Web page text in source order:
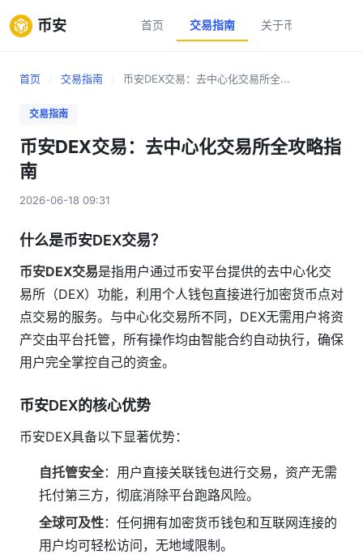
币安 首页 交易指南 关于币安
首页 交易指南 币安DEX交易：去中心化交易所全...
交易指南
币安DEX交易：去中心化交易所全攻略指
南
2026-06-18 09:31
什么是币安DEX交易？
币安DEX交易是指用户通过币安平台提供的去中心化交
易所（DEX）功能，利用个人钱包直接进行加密货币点对
点交易的服务。与中心化交易所不同，DEX无需用户将资
产交由平台托管，所有操作均由智能合约自动执行，确保
用户完全掌控自己的资金。
币安DEX的核心优势
币安DEX具备以下显著优势：
自托管安全：用户直接关联钱包进行交易，资产无需
托付第三方，彻底消除平台跑路风险。
全球可及性：任何拥有加密货币钱包和互联网连接的
用户均可轻松访问，无地域限制。